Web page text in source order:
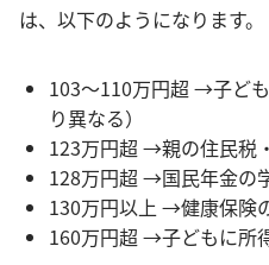
は、以下のようになります。
103～110万円超 →子ど
り異なる）
123万円超 →親の住民税
128万円超 →国民年金の
130万円以上 →健康保険
160万円超 →子どもに所